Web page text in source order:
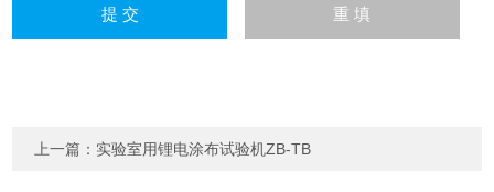
上一篇： 实验室用锂电涂布试验机ZB-TB